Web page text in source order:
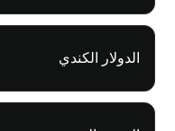
الدولار الكندي